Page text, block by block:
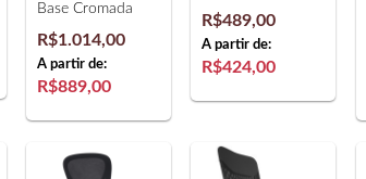
Base Cromada
R$1.014,00
A partir de:
R$889,00
R$489,00
A partir de:
R$424,00